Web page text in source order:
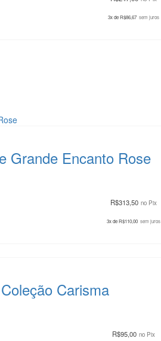
3x deR$86,67 sem juros
Grande Encanto Rose
R$313,50 no Pix
3x deR$110,00 sem juros
Carisma
R$95,00 no Pix